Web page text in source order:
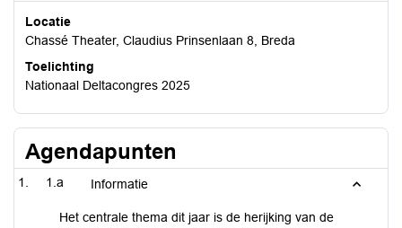
Locatie
Chassé Theater, Claudius Prinsenlaan 8, Breda
Toelichting
Nationaal Deltacongres 2025
Agendapunten
1.a Informatie
Het centrale thema dit jaar is de herijking van de